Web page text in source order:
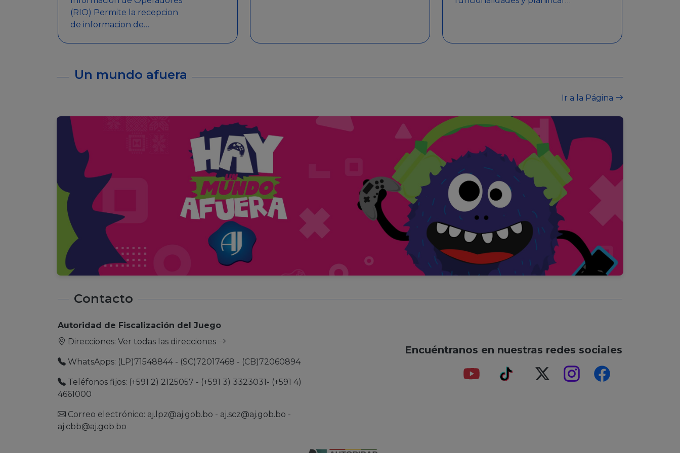
(RIO) Permite la recepcion
de informacion de
significativos, entre otros.
Un mundo afuera
Ir a la Página
Contacto
Autoridad de Fiscalización del Juego
Direcciones: Ver todas las direcciones
WhatsApps: (LP)71548844 - (SC)72017468 - (CB)72060894
Teléfonos fijos: (+591 2) 2125057 - (+591 3) 3323031- (+591 4)
4661000
Correo electrónico: aj.lpz@aj.gob.bo - aj.scz@aj.gob.bo -
aj.cbb@aj.gob.bo
Encuéntranos en nuestras redes sociales